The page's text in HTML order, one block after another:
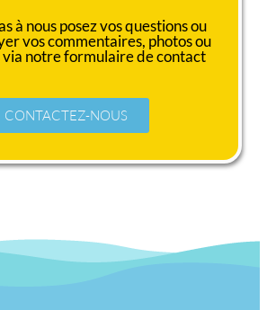
à nous posez vos questions ou
vos commentaires, photos ou
notre formulaire de contact
CONTACTEZ-NOUS